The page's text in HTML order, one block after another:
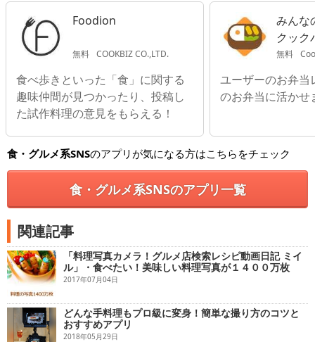
Foodion
無料 COOKBIZ CO.,LTD.
食べ歩きといった「食」に関する
趣味仲間が見つかったり、投稿し
た試作料理の意見をもらえる！
みんな
クック
無料
ユーザーのお弁当
のお弁当に活かせ
食・グルメ系SNSのアプリが気になる方はこちらをチェック
食・グルメ系SNSのアプリ一覧
関連記事
「料理写真カメラ！グルメ店検索レシピ動画日記 ミイ
ル」・食べたい！美味しい料理写真が１４００万枚
2017年07月04日
どんな手料理もプロ級に変身！簡単な撮り方のコツと
おすすめアプリ
2018年05月29日